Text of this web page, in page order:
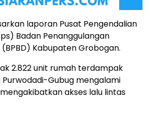
laporan Pusat Pengendalian
Badan Penanggulangan
Kabupaten Grobogan.
2.822 unit rumah terdampak
Purwodadi-Gubug mengalami
akses lalu lintas